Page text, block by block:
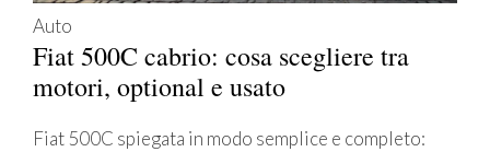
Auto
Fiat 500C cabrio: cosa scegliere tra
motori, optional e usato
Fiat 500C spiegata in modo semplice e completo: